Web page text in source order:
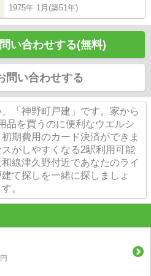
1975年 1月(築51年)
い合わせする(無料)
問い合わせする
「神野町戸建」です。家から
品を買うのに便利なウエルシ
期費用のカード決済ができま
がしやすくなる2駅利用可能
線津久野付近であなたのライ
て探しを一緒に探しましょ
。